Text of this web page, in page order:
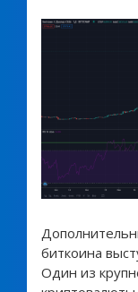
биткоина
Один из